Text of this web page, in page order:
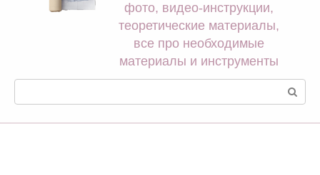
фото, видео-инструкции,
теоретические материалы,
все про необходимые
материалы и инструменты
Поиск: